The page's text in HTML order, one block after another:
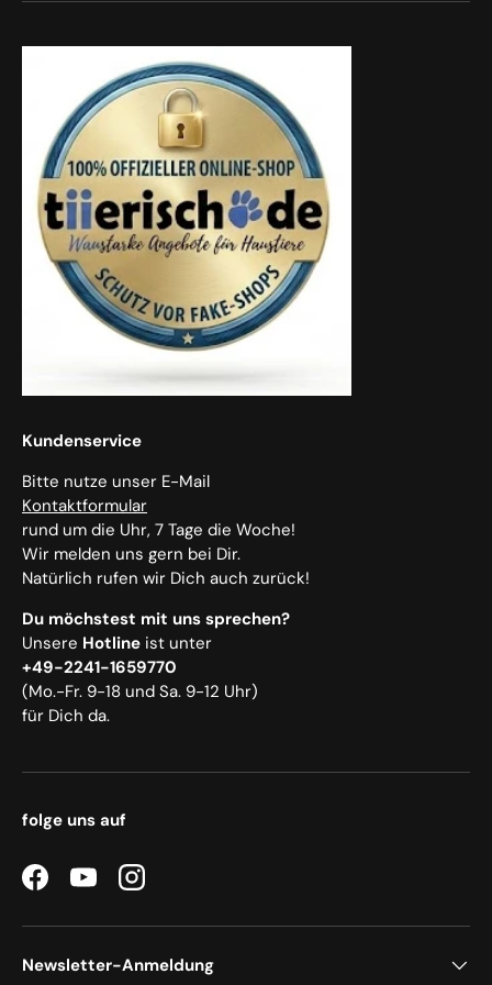
Kundenservice
Bitte nutze unser E-Mail
Kontaktformular
rund um die Uhr, 7 Tage die Woche!
Wir melden uns gern bei Dir.
Natürlich rufen wir Dich auch zurück!
Du möchstest mit uns sprechen?
Unsere Hotline ist unter
+49-2241-1659770
(Mo.-Fr. 9-18 und Sa. 9-12 Uhr)
für Dich da.
folge uns auf
FacebookYouTubeInstagram
Newsletter-Anmeldung